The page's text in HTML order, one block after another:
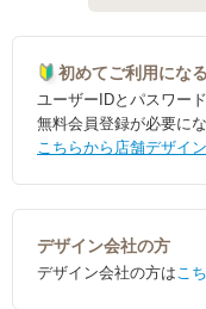
初めてご利用にな
ユーザーIDとパスワー
無料会員登録が必要にな
こちらから店舗デザイ
デザイン会社の方
デザイン会社の方はこ